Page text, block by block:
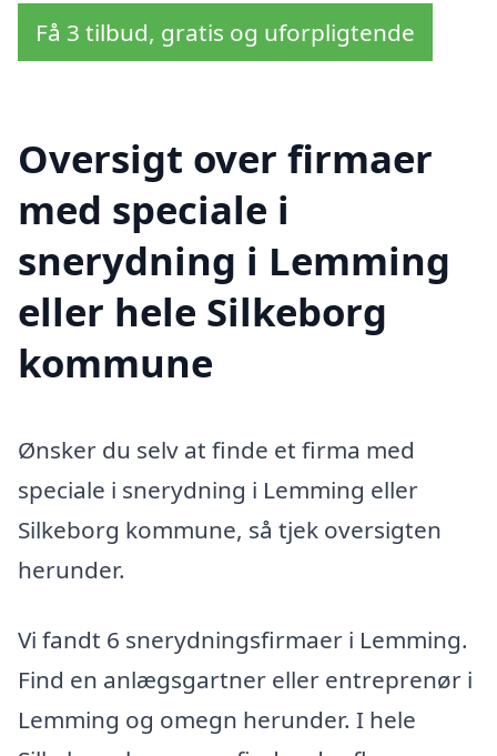
Få 3 tilbud, gratis og uforpligtende
Oversigt over firmaer
med speciale i
snerydning i Lemming
eller hele Silkeborg
kommune
Ønsker du selv at finde et firma med
speciale i snerydning i Lemming eller
Silkeborg kommune, så tjek oversigten
herunder.
Vi fandt 6 snerydningsfirmaer i Lemming.
Find en anlægsgartner eller entreprenør i
Lemming og omegn herunder. I hele